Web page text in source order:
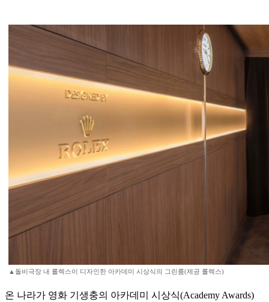
▲돌비극장 내 롤렉스이 디자인한 아카데미 시상식의 그린룸(제공 롤렉스)
온 나라가 영화 기생충의 아카데미 시상식(Academy Awards)